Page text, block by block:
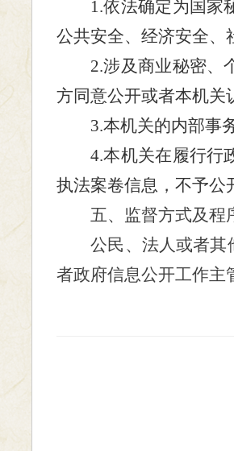
1.依法确定为国家秘
公共安全、经济安全、
2.涉及商业秘密、个
方同意公开或者本机关
3.本机关的内部事务
4.本机关在履行行政
执法案卷信息，不予公
五、监督方式及程
公民、法人或者其
者政府信息公开工作主